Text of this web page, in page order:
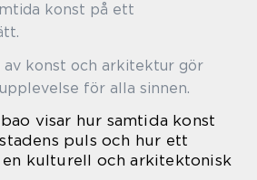
konst på ett
av konst och arkitektur gör
för alla sinnen.
visar hur samtida konst
puls och hur ett
en kulturell och arkitektonisk